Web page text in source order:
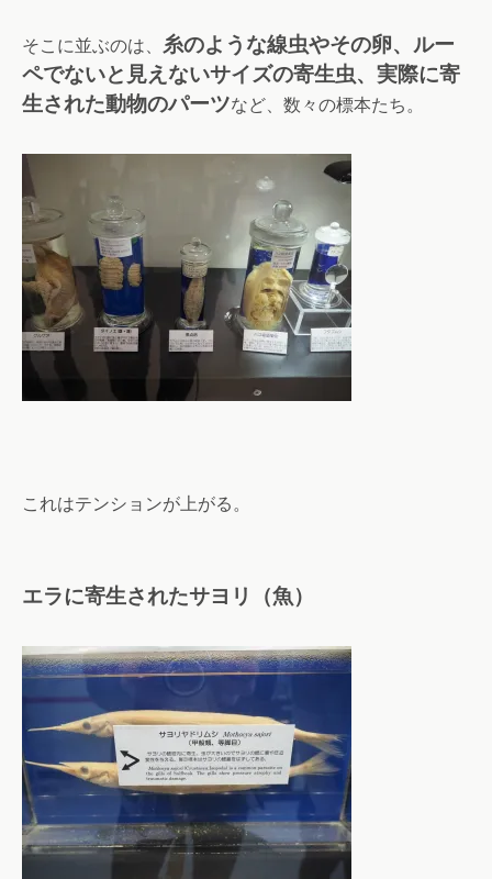
そこに並ぶのは、 糸のような線虫やその卵、ルー
ペでないと見えないサイズの寄生虫、実際に寄
生された動物のパーツなど、数々の標本たち。
これはテンションが上がる。
エラに寄生されたサヨリ（魚）